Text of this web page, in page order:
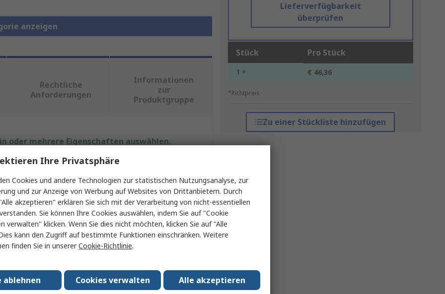
anzeigen
Lieferverfügbarkeit
überprüfen
Stück Pro Stück
1 + € 46,36
*Richtpreis
Zu einer Stückliste hinzufügen
Rechtliche
Anforderungen
Informationen
zur
Produktgruppe
oder mehrere Eigenschaften auswählen.
Wert
nVent SCHROFF
Feste Ablage
Ablagefach
1U
650mm
Ja
Ihre Privatsphäre
Cookies und andere Technologien zur statistischen Nutzungsanalyse, zur
und zur Anzeige von Werbung auf Websites von Drittanbietern. Durch
akzeptieren" erklären Sie sich mit der Verarbeitung von nicht-essentiellen
Sie können Ihre Cookies auswählen, indem Sie auf "Cookie
verwalten" klicken. Wenn Sie dies nicht möchten, klicken Sie auf "Alle
kann den Zugriff auf bestimmte Funktionen einschränken. Weitere
finden Sie in unsererCookie-Richtlinie.
Alle akzeptieren
Cookies verwalten
ablehnen